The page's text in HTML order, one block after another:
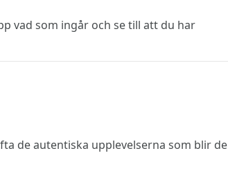
vad som ingår och se till att du har
de autentiska upplevelserna som blir de